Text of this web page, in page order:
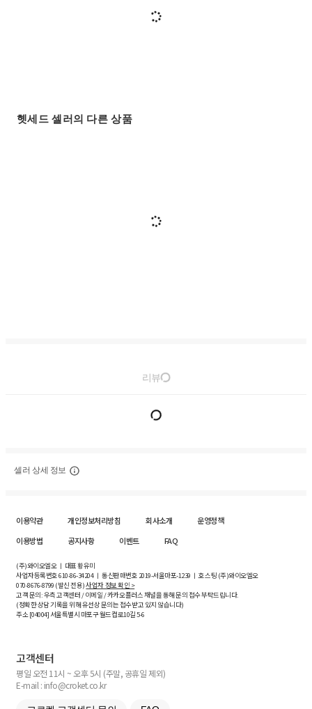
헷세드 셀러의 다른 상품
리뷰
셀러 상세 정보
이용약관 개인정보처리방침 회사소개
운영정책
이용방법
공지사항 이벤트 FAQ
(주)와이오엘오 ㅣ 대표 황유미
사업자등록번호610-86-34204ㅣ 통신판매번호 2019-서울마포-1239 ㅣ 호스팅 (주)와이오엘오
070-8676-8799 (발신 전용)사업자 정보 확인 >
고객 문의: 우측 고객센터 / 이메일 / 카카오플러스 채널을 통해 문의 접수 부탁드립니다.
(정확한 상담 기록을 위해 유선상 문의는 접수받고 있지 않습니다)
주소 [04004] 서울특별시 마포구 월드컵로10길5-6
고객센터
평일 오전 11시 ~ 오후 5시 (주말, 공휴일 제외)
E-mail : info@croket.co.kr